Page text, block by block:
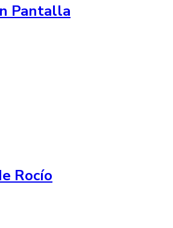
Pantalla
Rocío